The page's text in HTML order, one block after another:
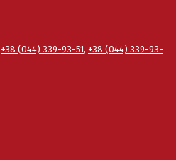
+38 (044) 339-93-51, +38 (044) 339-93-